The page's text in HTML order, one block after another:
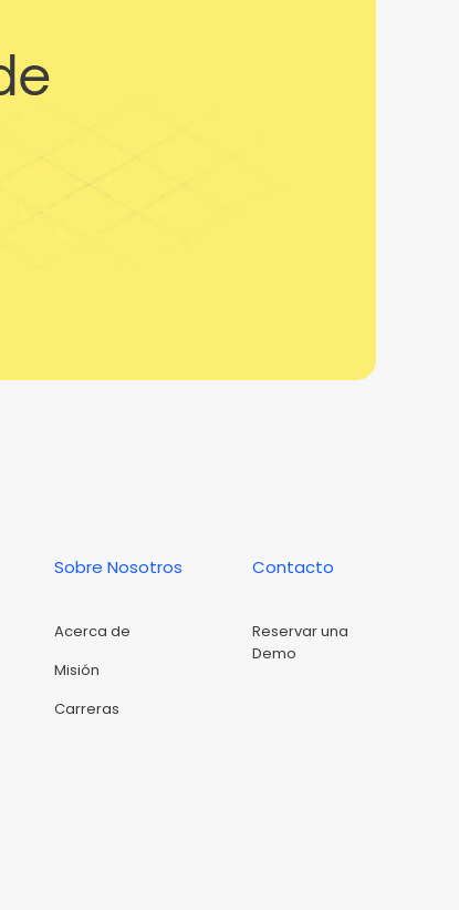
Sobre Nosotros
Acerca de
Misión
Carreras
Contacto
Reservar una
Demo